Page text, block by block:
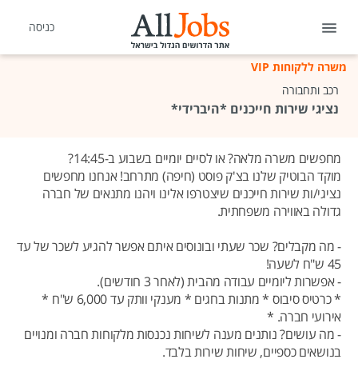
כניסה
משרה ללקוחות VIP
רכב ותחבורה
נציגי שירות חייכנים *היברידי*
מחפשים משרה מלאה? או לסיים יומיים בשבוע ב-14:45?
מוקד הבוטיק שלנו בצ'ק פוסט (חיפה) מתרחב! אנחנו מחפשים
נציגי/ות שירות חייכנים שיצטרפו אלינו ויהנו מתנאים של חברה
גדולה באווירה משפחתית.
- מה מקבלים? שכר שעתי ובונוסים איתם אפשר להגיע לשכר של עד
45 ש"ח לשעה!
- אפשרות ליומיים עבודה מהבית (לאחר 3 חודשים).
* כרטיס סיבוס * מתנות בחגים * מענקי וותק עד 6,000 ש"ח *
אירועי חברה. *
- מה עושים? נותנים מענה לשיחות נכנסות מלקוחות חברה ומנויים
בנושאים כספיים, שיחות שירות בלבד.